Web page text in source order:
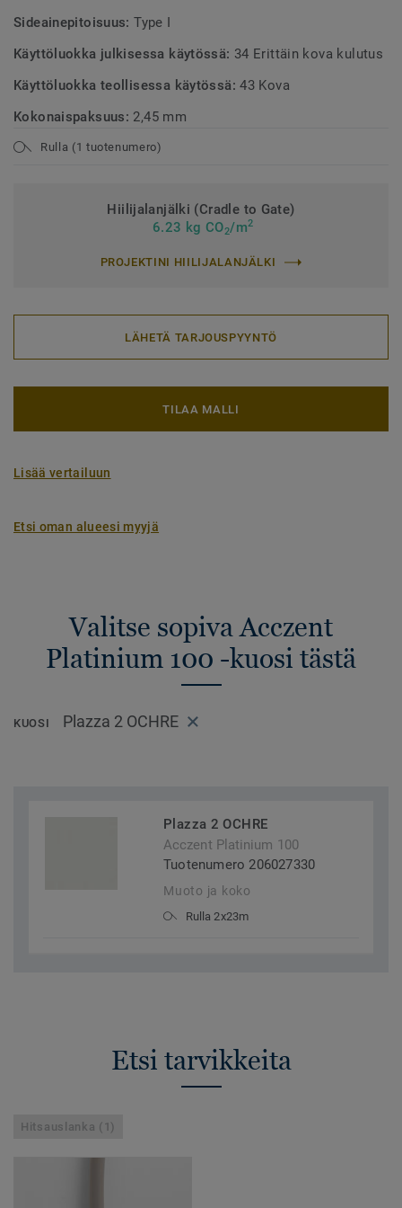
Sideainepitoisuus:Type I
Käyttöluokka julkisessa käytössä: 34 Erittäin kova kulutus
Käyttöluokka teollisessa käytössä:43 Kova
Kokonaispaksuus: 2,45 mm
Rulla (1 tuotenumero)
Hiilijalanjälki (Cradle to Gate)
6.23 kg CO2/m2
PROJEKTINI HIILIJALANJÄLKI
LÄHETÄ TARJOUSPYYNTÖ
TILAA MALLI
Lisää vertailuun
Etsi oman alueesi myyjä
Valitse sopiva Acczent
Platinium 100 -kuosi tästä
KUOSI Plazza 2 OCHRE
Plazza 2 OCHRE
Acczent Platinium 100
Tuotenumero 206027330
Muoto ja koko
Rulla 2x23m
Etsi tarvikkeita
Hitsauslanka (1)